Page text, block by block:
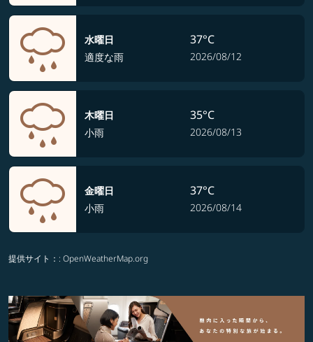
水曜日
適度な雨
37°C
2026/08/12
木曜日
小雨
35°C
2026/08/13
金曜日
小雨
37°C
2026/08/14
提供サイト： : OpenWeatherMap.org